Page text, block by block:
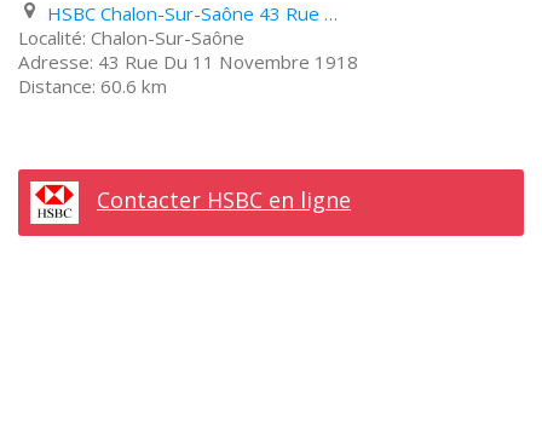
HSBC Chalon-Sur-Saône 43 Rue Du 11 Novembre 1918
Chalon-Sur-Saône
43 Rue Du 11 Novembre 1918
60.6 km
Contacter HSBC en ligne